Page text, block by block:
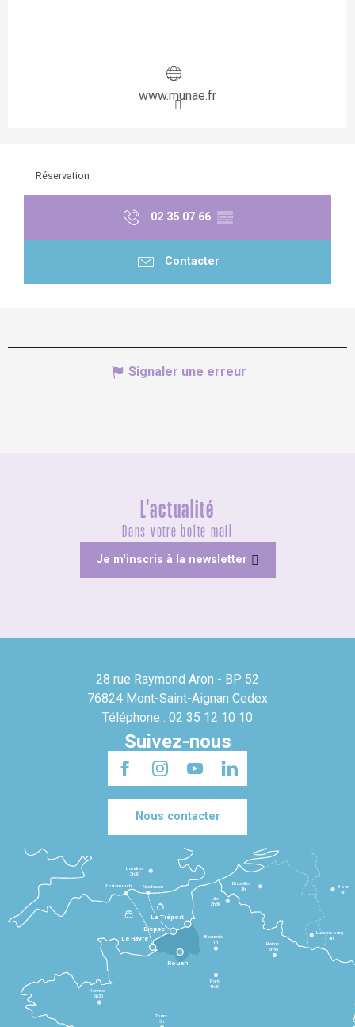
www.munae.fr
Réservation
02 35 07 66 ▒▒
Contacter
Signaler une erreur
L'actualité
Dans votre boîte mail
Je m'inscris à la newsletter
28 rue Raymond Aron - BP 52
76824 Mont-Saint-Aignan Cedex
Téléphone : 02 35 12 10 10
Suivez-nous
Nous contacter
Le Havre
Dieppe
Le Tréport
Rennes
2h30
Tours
3h
Paris
1h30
Beauvais
1h
Reims
2h45
Lille
2h30
Bruxelles
3h
Londres
3h30
Newhaven
Portsmouth
Bonn
5h
Luxembourg
4h
Rouen